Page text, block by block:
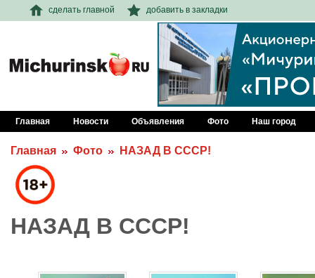
сделать главной добавить в закладки
Главная Новости Объявления Фото Наш город
Главная Фото НАЗАД В СССР!
НАЗАД В СССР!